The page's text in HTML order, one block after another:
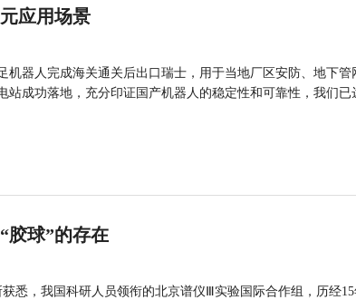
应用场景
机器人完成海关通关后出口瑞士，用于当地厂区安防、地下
站成功落地，充分印证国产机器人的稳定性和可靠性，我们已
胶球”的存在
悉，我国科研人员领衔的北京谱仪Ⅲ实验国际合作组，历经